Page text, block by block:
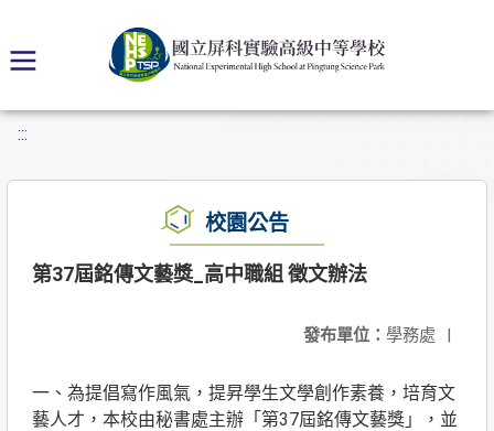
:::
校園公告
第37屆銘傳文藝獎_高中職組 徵文辦法
發布單位： 學務處 |
一、為提倡寫作風氣，提昇學生文學創作素養，培育文
藝人才，本校由秘書處主辦「第37屆銘傳文藝獎」，並